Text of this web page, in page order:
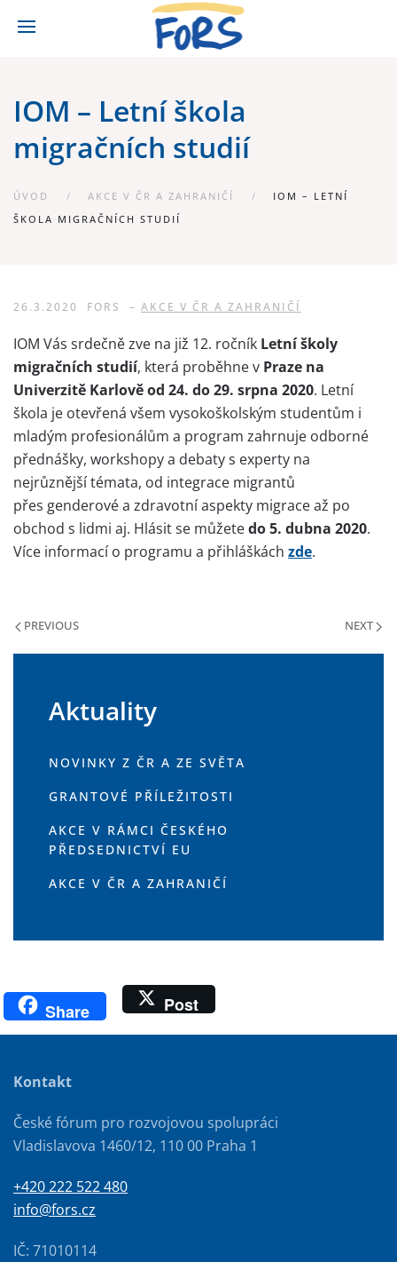
IOM – Letní škola
migračních studií
ÚVOD AKCE V ČR A ZAHRANIČÍ
IOM – LETNÍ
ŠKOLA MIGRAČNÍCH STUDIÍ
26.3.2020 FORS – AKCE V ČR A ZAHRANIČÍ
IOM Vás srdečně zve na již 12. ročník Letní školy
migračních studií, která proběhne v Praze na
Univerzitě Karlově od 24. do 29. srpna 2020. Letní
škola je otevřená všem vysokoškolským studentům i
mladým profesionálům a program zahrnuje odborné
přednášky, workshopy a debaty s experty na
nejrůznější témata, od integrace migrantů
přes genderové a zdravotní aspekty migrace až po
obchod s lidmi aj. Hlásit se můžetedo 5. dubna 2020.
Více informací o programu a přihláškách zde.
PREVIOUS NEXT
Aktuality
NOVINKY Z ČR A ZE SVĚTA
GRANTOVÉ PŘÍLEŽITOSTI
AKCE V RÁMCI ČESKÉHO
PŘEDSEDNICTVÍ EU
AKCE V ČR A ZAHRANIČÍ
Share Post
Kontakt
České fórum pro rozvojovou spolupráci
Vladislavova 1460/12, 110 00 Praha 1
+420 222 522 480
info@fors.cz
IČ: 71010114